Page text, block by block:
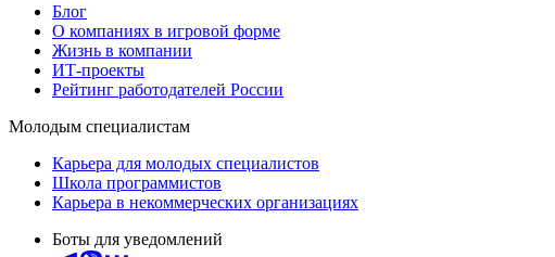
Блог
О компаниях в игровой форме
Жизнь в компании
ИТ-проекты
Рейтинг работодателей России
Молодым специалистам
Карьера для молодых специалистов
Школа программистов
Карьера в некоммерческих организациях
Боты для уведомлений